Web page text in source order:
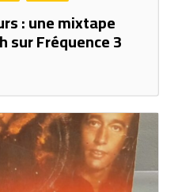
: une mixtape
sur Fréquence 3